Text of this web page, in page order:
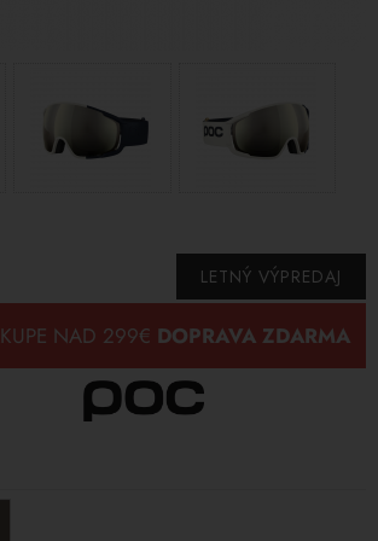
LETNÝ VÝPREDAJ